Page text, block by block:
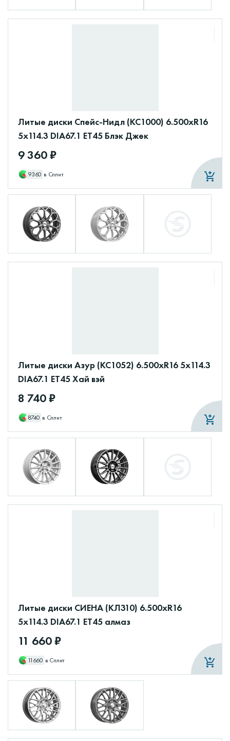
Литые диски Спейс-Нидл (КС1000) 6.500xR16
5x114.3 DIA67.1 ET45 Блэк Джек
9 360 ₽
9360 в Сплит
Литые диски Азур (КС1052) 6.500xR16 5x114.3
DIA67.1 ET45 Хай вэй
8 740 ₽
8740 в Сплит
Литые диски СИЕНА (КЛ310) 6.500xR16
5x114.3 DIA67.1 ET45 алмаз
11 660 ₽
11660 в Сплит